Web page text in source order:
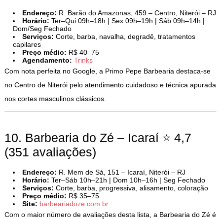
Endereço: R. Barão do Amazonas, 459 – Centro, Niterói – RJ
Horário: Ter–Qui 09h–18h | Sex 09h–19h | Sáb 09h–14h |
Dom/Seg Fechado
Serviços: Corte, barba, navalha, degradê, tratamentos
capilares
Preço médio: R$ 40–75
Agendamento: Trinks
Com nota perfeita no Google, a Primo Pepe Barbearia destaca-se
no Centro de Niterói pelo atendimento cuidadoso e técnica apurada
nos cortes masculinos clássicos.
10. Barbearia do Zé – Icaraí ⭐ 4,7
(351 avaliações)
Endereço: R. Mem de Sá, 151 – Icaraí, Niterói – RJ
Horário: Ter–Sáb 10h–21h | Dom 10h–16h | Seg Fechado
Serviços: Corte, barba, progressiva, alisamento, coloração
Preço médio: R$ 35–75
Site: barbeariadoze.com.br
Com o maior número de avaliações desta lista, a Barbearia do Zé é